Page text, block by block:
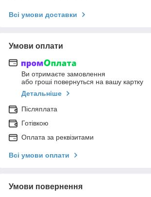
Всі умови доставки
Умови оплати
Ви отримаєте замовлення
або гроші повернуться на вашу картку
Детальніше
Післяплата
Готівкою
Оплата за реквізитами
Всі умови оплати
Умови повернення